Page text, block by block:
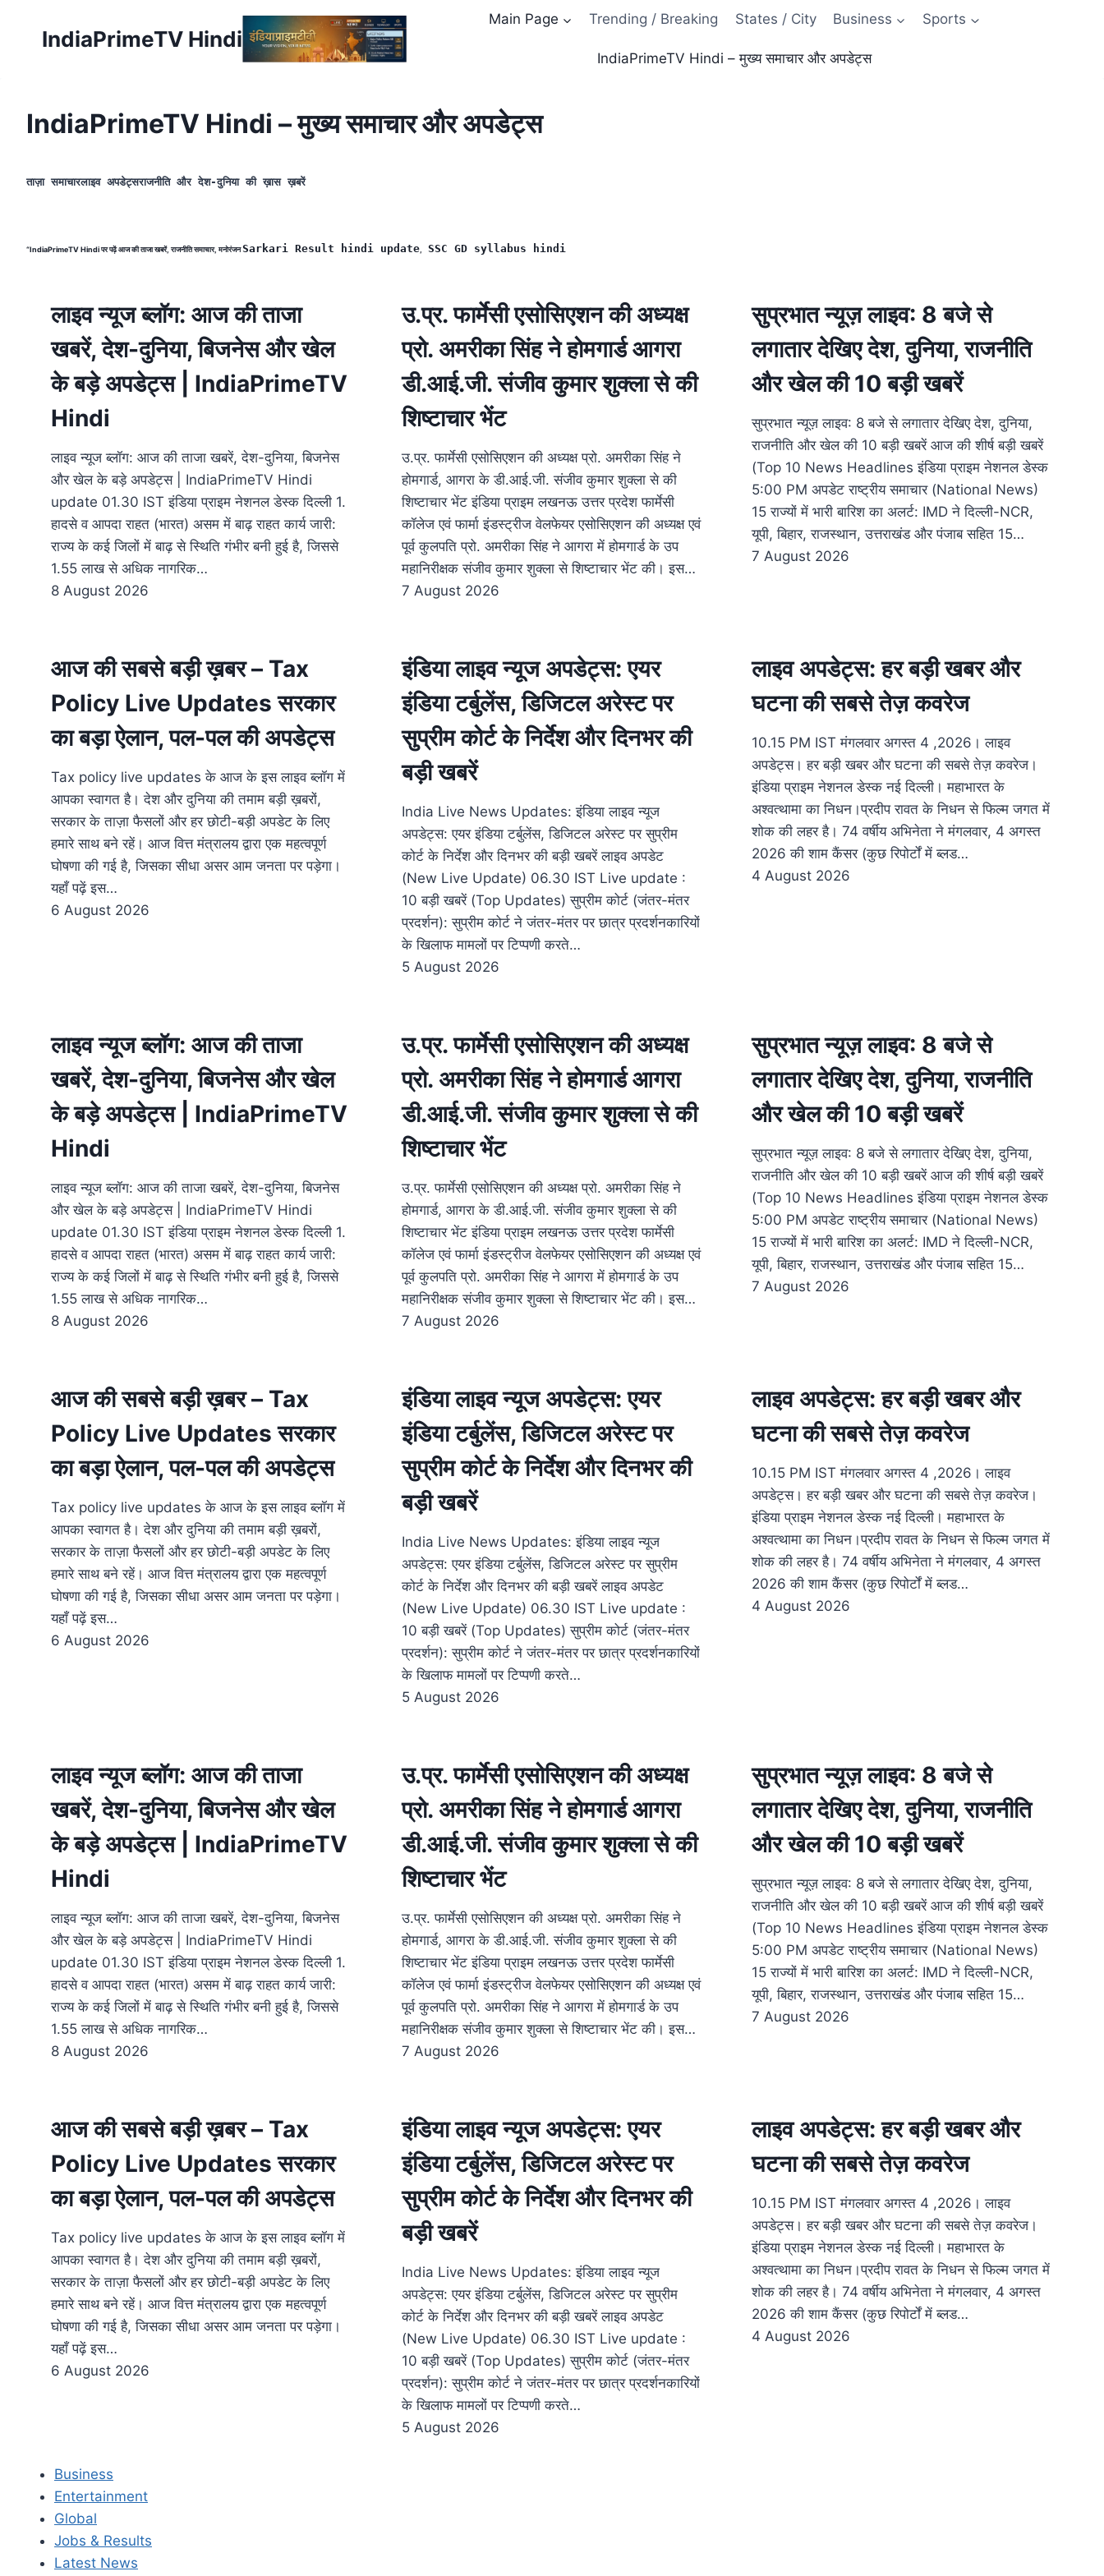
IndiaPrimeTV Hindi
Main Page Trending / Breaking States / City Business Sports
IndiaPrimeTV Hindi – मुख्य समाचार और अपडेट्स
IndiaPrimeTV Hindi – मुख्य समाचार और अपडेट्स
ताज़ा समाचारलाइव अपडेट्सराजनीति और देश-दुनिया की ख़ास ख़बरें
“IndiaPrimeTV Hindi पर पढ़ें आज की ताजा खबरें, राजनीति समाचार, मनोरंजनSarkari Result hindi update SSC GD syllabus hindi
लाइव न्यूज ब्लॉग: आज की ताजा
खबरें, देश-दुनिया, बिजनेस और खेल
के बड़े अपडेट्स | IndiaPrimeTV
Hindi
लाइव न्यूज ब्लॉग: आज की ताजा खबरें, देश-दुनिया, बिजनेस
और खेल के बड़े अपडेट्स | IndiaPrimeTV Hindi
update 01.30 IST इंडिया प्राइम नेशनल डेस्क दिल्ली 1.
हादसे व आपदा राहत (भारत) असम में बाढ़ राहत कार्य जारी:
राज्य के कई जिलों में बाढ़ से स्थिति गंभीर बनी हुई है, जिससे
1.55 लाख से अधिक नागरिक…
8 August 2026
उ.प्र. फार्मेसी एसोसिएशन की अध्यक्ष
प्रो. अमरीका सिंह ने होमगार्ड आगरा
डी.आई.जी. संजीव कुमार शुक्ला से की
शिष्टाचार भेंट
उ.प्र. फार्मेसी एसोसिएशन की अध्यक्ष प्रो. अमरीका सिंह ने
होमगार्ड, आगरा के डी.आई.जी. संजीव कुमार शुक्ला से की
शिष्टाचार भेंट इंडिया प्राइम लखनऊ उत्तर प्रदेश फार्मेसी
कॉलेज एवं फार्मा इंडस्ट्रीज वेलफेयर एसोसिएशन की अध्यक्ष एवं
पूर्व कुलपति प्रो. अमरीका सिंह ने आगरा में होमगार्ड के उप
महानिरीक्षक संजीव कुमार शुक्ला से शिष्टाचार भेंट की। इस…
7 August 2026
सुप्रभात न्यूज़ लाइव: 8 बजे से
लगातार देखिए देश, दुनिया, राजनीति
और खेल की 10 बड़ी खबरें
सुप्रभात न्यूज़ लाइव: 8 बजे से लगातार देखिए देश, दुनिया,
राजनीति और खेल की 10 बड़ी खबरें आज की शीर्ष बड़ी खबरें
(Top 10 News Headlines इंडिया प्राइम नेशनल डेस्क
5:00 PM अपडेट राष्ट्रीय समाचार (National News)
15 राज्यों में भारी बारिश का अलर्ट: IMD ने दिल्ली-NCR,
यूपी, बिहार, राजस्थान, उत्तराखंड और पंजाब सहित 15…
7 August 2026
आज की सबसे बड़ी ख़बर – Tax
Policy Live Updates सरकार
का बड़ा ऐलान, पल-पल की अपडेट्स
Tax policy live updates के आज के इस लाइव ब्लॉग में
आपका स्वागत है। देश और दुनिया की तमाम बड़ी ख़बरों,
सरकार के ताज़ा फैसलों और हर छोटी-बड़ी अपडेट के लिए
हमारे साथ बने रहें। आज वित्त मंत्रालय द्वारा एक महत्वपूर्ण
घोषणा की गई है, जिसका सीधा असर आम जनता पर पड़ेगा।
यहाँ पढ़ें इस…
6 August 2026
इंडिया लाइव न्यूज अपडेट्स: एयर
इंडिया टर्बुलेंस, डिजिटल अरेस्ट पर
सुप्रीम कोर्ट के निर्देश और दिनभर की
बड़ी खबरें
India Live News Updates: इंडिया लाइव न्यूज
अपडेट्स: एयर इंडिया टर्बुलेंस, डिजिटल अरेस्ट पर सुप्रीम
कोर्ट के निर्देश और दिनभर की बड़ी खबरें लाइव अपडेट
(New Live Update) 06.30​ IST Live update :
10 बड़ी खबरें (Top Updates) सुप्रीम कोर्ट (जंतर-मंतर
प्रदर्शन): सुप्रीम कोर्ट ने जंतर-मंतर पर छात्र प्रदर्शनकारियों
के खिलाफ मामलों पर टिप्पणी करते…
5 August 2026
लाइव अपडेट्स: हर बड़ी खबर और
घटना की सबसे तेज़ कवरेज
10.15 PM IST मंगलवार अगस्त 4 ,2026। लाइव
अपडेट्स। हर बड़ी खबर और घटना की सबसे तेज़ कवरेज।
इंडिया प्राइम नेशनल डेस्क नई दिल्ली। महाभारत के
अश्वत्थामा का निधन।प्रदीप रावत के निधन से फिल्म जगत में
शोक की लहर है। 74 वर्षीय अभिनेता ने मंगलवार, 4 अगस्त
2026 की शाम कैंसर (कुछ रिपोर्टों में ब्लड…
4 August 2026
लाइव न्यूज ब्लॉग: आज की ताजा
खबरें, देश-दुनिया, बिजनेस और खेल
के बड़े अपडेट्स | IndiaPrimeTV
Hindi
लाइव न्यूज ब्लॉग: आज की ताजा खबरें, देश-दुनिया, बिजनेस
और खेल के बड़े अपडेट्स | IndiaPrimeTV Hindi
update 01.30 IST इंडिया प्राइम नेशनल डेस्क दिल्ली 1.
हादसे व आपदा राहत (भारत) असम में बाढ़ राहत कार्य जारी:
राज्य के कई जिलों में बाढ़ से स्थिति गंभीर बनी हुई है, जिससे
1.55 लाख से अधिक नागरिक…
8 August 2026
उ.प्र. फार्मेसी एसोसिएशन की अध्यक्ष
प्रो. अमरीका सिंह ने होमगार्ड आगरा
डी.आई.जी. संजीव कुमार शुक्ला से की
शिष्टाचार भेंट
उ.प्र. फार्मेसी एसोसिएशन की अध्यक्ष प्रो. अमरीका सिंह ने
होमगार्ड, आगरा के डी.आई.जी. संजीव कुमार शुक्ला से की
शिष्टाचार भेंट इंडिया प्राइम लखनऊ उत्तर प्रदेश फार्मेसी
कॉलेज एवं फार्मा इंडस्ट्रीज वेलफेयर एसोसिएशन की अध्यक्ष एवं
पूर्व कुलपति प्रो. अमरीका सिंह ने आगरा में होमगार्ड के उप
महानिरीक्षक संजीव कुमार शुक्ला से शिष्टाचार भेंट की। इस…
7 August 2026
सुप्रभात न्यूज़ लाइव: 8 बजे से
लगातार देखिए देश, दुनिया, राजनीति
और खेल की 10 बड़ी खबरें
सुप्रभात न्यूज़ लाइव: 8 बजे से लगातार देखिए देश, दुनिया,
राजनीति और खेल की 10 बड़ी खबरें आज की शीर्ष बड़ी खबरें
(Top 10 News Headlines इंडिया प्राइम नेशनल डेस्क
5:00 PM अपडेट राष्ट्रीय समाचार (National News)
15 राज्यों में भारी बारिश का अलर्ट: IMD ने दिल्ली-NCR,
यूपी, बिहार, राजस्थान, उत्तराखंड और पंजाब सहित 15…
7 August 2026
आज की सबसे बड़ी ख़बर – Tax
Policy Live Updates सरकार
का बड़ा ऐलान, पल-पल की अपडेट्स
Tax policy live updates के आज के इस लाइव ब्लॉग में
आपका स्वागत है। देश और दुनिया की तमाम बड़ी ख़बरों,
सरकार के ताज़ा फैसलों और हर छोटी-बड़ी अपडेट के लिए
हमारे साथ बने रहें। आज वित्त मंत्रालय द्वारा एक महत्वपूर्ण
घोषणा की गई है, जिसका सीधा असर आम जनता पर पड़ेगा।
यहाँ पढ़ें इस…
6 August 2026
इंडिया लाइव न्यूज अपडेट्स: एयर
इंडिया टर्बुलेंस, डिजिटल अरेस्ट पर
सुप्रीम कोर्ट के निर्देश और दिनभर की
बड़ी खबरें
India Live News Updates: इंडिया लाइव न्यूज
अपडेट्स: एयर इंडिया टर्बुलेंस, डिजिटल अरेस्ट पर सुप्रीम
कोर्ट के निर्देश और दिनभर की बड़ी खबरें लाइव अपडेट
(New Live Update) 06.30​ IST Live update :
10 बड़ी खबरें (Top Updates) सुप्रीम कोर्ट (जंतर-मंतर
प्रदर्शन): सुप्रीम कोर्ट ने जंतर-मंतर पर छात्र प्रदर्शनकारियों
के खिलाफ मामलों पर टिप्पणी करते…
5 August 2026
लाइव अपडेट्स: हर बड़ी खबर और
घटना की सबसे तेज़ कवरेज
10.15 PM IST मंगलवार अगस्त 4 ,2026। लाइव
अपडेट्स। हर बड़ी खबर और घटना की सबसे तेज़ कवरेज।
इंडिया प्राइम नेशनल डेस्क नई दिल्ली। महाभारत के
अश्वत्थामा का निधन।प्रदीप रावत के निधन से फिल्म जगत में
शोक की लहर है। 74 वर्षीय अभिनेता ने मंगलवार, 4 अगस्त
2026 की शाम कैंसर (कुछ रिपोर्टों में ब्लड…
4 August 2026
लाइव न्यूज ब्लॉग: आज की ताजा
खबरें, देश-दुनिया, बिजनेस और खेल
के बड़े अपडेट्स | IndiaPrimeTV
Hindi
लाइव न्यूज ब्लॉग: आज की ताजा खबरें, देश-दुनिया, बिजनेस
और खेल के बड़े अपडेट्स | IndiaPrimeTV Hindi
update 01.30 IST इंडिया प्राइम नेशनल डेस्क दिल्ली 1.
हादसे व आपदा राहत (भारत) असम में बाढ़ राहत कार्य जारी:
राज्य के कई जिलों में बाढ़ से स्थिति गंभीर बनी हुई है, जिससे
1.55 लाख से अधिक नागरिक…
8 August 2026
उ.प्र. फार्मेसी एसोसिएशन की अध्यक्ष
प्रो. अमरीका सिंह ने होमगार्ड आगरा
डी.आई.जी. संजीव कुमार शुक्ला से की
शिष्टाचार भेंट
उ.प्र. फार्मेसी एसोसिएशन की अध्यक्ष प्रो. अमरीका सिंह ने
होमगार्ड, आगरा के डी.आई.जी. संजीव कुमार शुक्ला से की
शिष्टाचार भेंट इंडिया प्राइम लखनऊ उत्तर प्रदेश फार्मेसी
कॉलेज एवं फार्मा इंडस्ट्रीज वेलफेयर एसोसिएशन की अध्यक्ष एवं
पूर्व कुलपति प्रो. अमरीका सिंह ने आगरा में होमगार्ड के उप
महानिरीक्षक संजीव कुमार शुक्ला से शिष्टाचार भेंट की। इस…
7 August 2026
सुप्रभात न्यूज़ लाइव: 8 बजे से
लगातार देखिए देश, दुनिया, राजनीति
और खेल की 10 बड़ी खबरें
सुप्रभात न्यूज़ लाइव: 8 बजे से लगातार देखिए देश, दुनिया,
राजनीति और खेल की 10 बड़ी खबरें आज की शीर्ष बड़ी खबरें
(Top 10 News Headlines इंडिया प्राइम नेशनल डेस्क
5:00 PM अपडेट राष्ट्रीय समाचार (National News)
15 राज्यों में भारी बारिश का अलर्ट: IMD ने दिल्ली-NCR,
यूपी, बिहार, राजस्थान, उत्तराखंड और पंजाब सहित 15…
7 August 2026
आज की सबसे बड़ी ख़बर – Tax
Policy Live Updates सरकार
का बड़ा ऐलान, पल-पल की अपडेट्स
Tax policy live updates के आज के इस लाइव ब्लॉग में
आपका स्वागत है। देश और दुनिया की तमाम बड़ी ख़बरों,
सरकार के ताज़ा फैसलों और हर छोटी-बड़ी अपडेट के लिए
हमारे साथ बने रहें। आज वित्त मंत्रालय द्वारा एक महत्वपूर्ण
घोषणा की गई है, जिसका सीधा असर आम जनता पर पड़ेगा।
यहाँ पढ़ें इस…
6 August 2026
इंडिया लाइव न्यूज अपडेट्स: एयर
इंडिया टर्बुलेंस, डिजिटल अरेस्ट पर
सुप्रीम कोर्ट के निर्देश और दिनभर की
बड़ी खबरें
India Live News Updates: इंडिया लाइव न्यूज
अपडेट्स: एयर इंडिया टर्बुलेंस, डिजिटल अरेस्ट पर सुप्रीम
कोर्ट के निर्देश और दिनभर की बड़ी खबरें लाइव अपडेट
(New Live Update) 06.30​ IST Live update :
10 बड़ी खबरें (Top Updates) सुप्रीम कोर्ट (जंतर-मंतर
प्रदर्शन): सुप्रीम कोर्ट ने जंतर-मंतर पर छात्र प्रदर्शनकारियों
के खिलाफ मामलों पर टिप्पणी करते…
5 August 2026
लाइव अपडेट्स: हर बड़ी खबर और
घटना की सबसे तेज़ कवरेज
10.15 PM IST मंगलवार अगस्त 4 ,2026। लाइव
अपडेट्स। हर बड़ी खबर और घटना की सबसे तेज़ कवरेज।
इंडिया प्राइम नेशनल डेस्क नई दिल्ली। महाभारत के
अश्वत्थामा का निधन।प्रदीप रावत के निधन से फिल्म जगत में
शोक की लहर है। 74 वर्षीय अभिनेता ने मंगलवार, 4 अगस्त
2026 की शाम कैंसर (कुछ रिपोर्टों में ब्लड…
4 August 2026
Business
Entertainment
Global
Jobs & Results
Latest News